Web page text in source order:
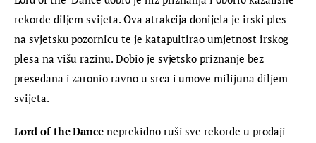
rekorde diljem svijeta. Ova atrakcija donijela je irski ples
na svjetsku pozornicu te je katapultirao umjetnost irskog
plesa na višu razinu. Dobio je svjetsko priznanje bez
presedana i zaronio ravno u srca i umove milijuna diljem
svijeta.
Lord of the Dance neprekidno ruši sve rekorde u prodaji